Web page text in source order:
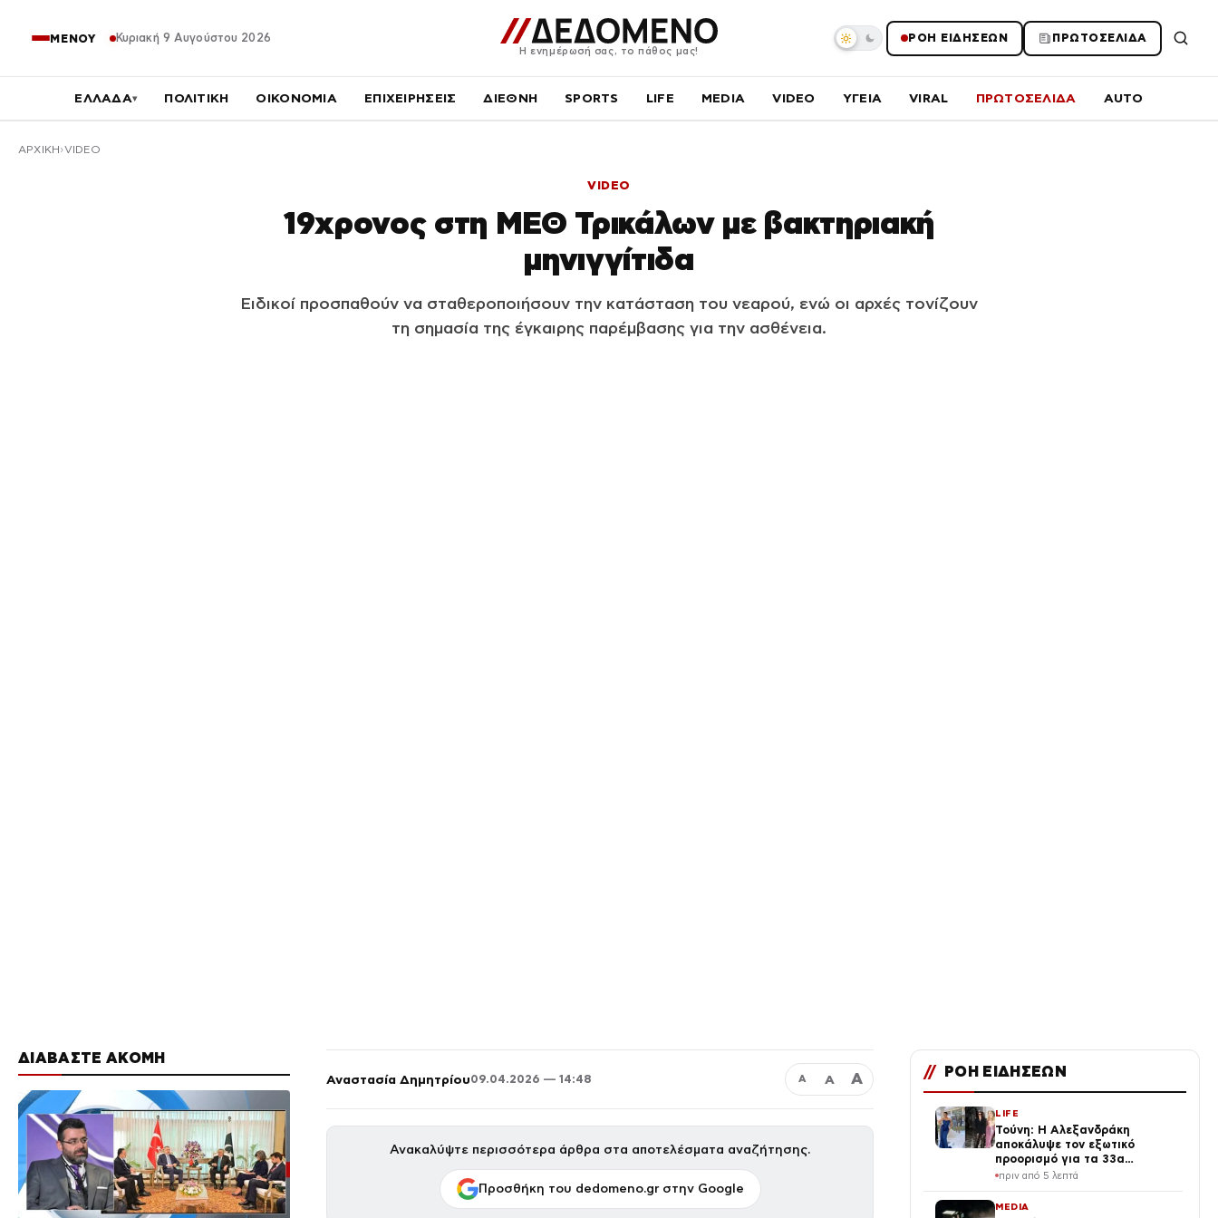
ΜΕΝΟΥ Κυριακή 9 Αυγούστου 2026
Η ενημέρωσή σας, το πάθος μας!
ΡΟΗ ΕΙΔΗΣΕΩΝ ΠΡΩΤΟΣΕΛΙΔΑ
ΕΛΛΑΔΑ▾ ΠΟΛΙΤΙΚΗ ΟΙΚΟΝΟΜΙΑ ΕΠΙΧΕΙΡΗΣΕΙΣ ΔΙΕΘΝΗ SPORTS LIFE MEDIA VIDEO ΥΓΕΙΑ VIRAL ΠΡΩΤΟΣΕΛΙΔΑ AUTO
ΑΡΧΙΚΉ VIDEO
VIDEO
19χρονος στη ΜΕΘ Τρικάλων με βακτηριακή
μηνιγγίτιδα
Ειδικοί προσπαθούν να σταθεροποιήσουν την κατάσταση του νεαρού, ενώ οι αρχές τονίζουν
τη σημασία της έγκαιρης παρέμβασης για την ασθένεια.
ΔΙΑΒΑΣΤΕ ΑΚΟΜΗ
Αναστασία Δημητρίου09.04.2026 — 14:48 Α Α Α
Ανακαλύψτε περισσότερα άρθρα στα αποτελέσματα αναζήτησης.
Προσθήκη του dedomeno.gr στην Google
// ΡΟΗ ΕΙΔΗΣΕΩΝ
LIFE
Τούνη: Η Αλεξανδράκη
αποκάλυψε τον εξωτικό
προορισμό για τα 33α
γενέθλιά της – Της ευχήθηκε
πριν από 5 λεπτά
MEDIA